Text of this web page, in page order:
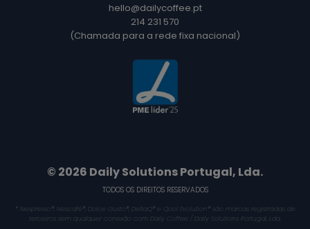
hello@dailycoffee.pt
214 231 570
(Chamada para a rede fixa nacional)
© 2026 Daily Solutions Portugal, Lda.
TODOS OS DIREITOS RESERVADOS
* Nespresso®, Nescafé®, Dolce Gusto®, DeltaQ® e Qool Evolution® são marcas registradas de
terceiros sem qualquer conexão com Daily Coffee / Daily Solutions Portugal, Lda.